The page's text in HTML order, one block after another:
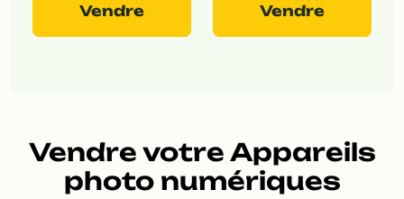
Vendre Vendre
Vendre votre Appareils
photo numériques